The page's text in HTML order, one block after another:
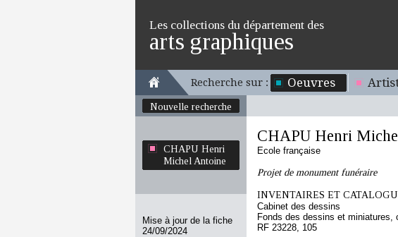
Les collections du département des
arts graphiques
Recherche sur : Oeuvres
Nouvelle recherche
CHAPU Henri
Michel Antoine
Mise à jour de la fiche
24/09/2024
CHAPU Henri
Ecole française
Projet de monument funéraire
INVENTAIRES ET
Cabinet des dessins
Fonds des dessins et miniatures,
RF 23228, 105